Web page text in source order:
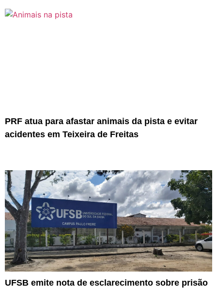
PRF atua para afastar animais da pista e evitar
acidentes em Teixeira de Freitas
UFSB emite nota de esclarecimento sobre prisão